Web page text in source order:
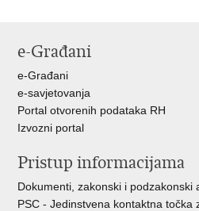
e-Građani
e-Građani
e-savjetovanja
Portal otvorenih podataka RH
Izvozni portal
Pristup informacijama
Dokumenti, zakonski i podzakonski
PSC - Jedinstvena kontaktna točka